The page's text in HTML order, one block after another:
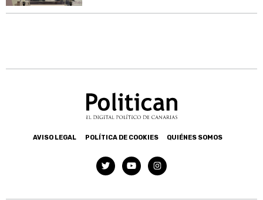
AVISO LEGAL POLÍTICA DE COOKIES QUIÉNES SOMOS